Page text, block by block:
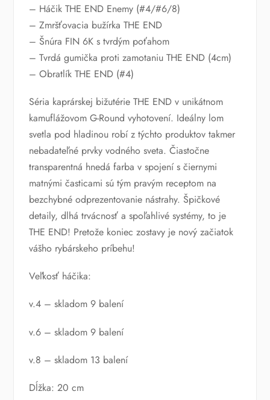
– Háčik THE END Enemy (#4/#6/8)
– Zmršťovacia bužírka THE END
– Šnúra FIN 6K s tvrdým poťahom
– Tvrdá gumička proti zamotaniu THE END (4cm)
– Obratlík THE END (#4)
Séria kaprárskej bižutérie THE END v unikátnom
kamuflážovom G-Round vyhotovení. Ideálny lom
svetla pod hladinou robí z týchto produktov takmer
nebadateľné prvky vodného sveta. Čiastočne
transparentná hnedá farba v spojení s čiernymi
matnými časticami sú tým pravým receptom na
bezchybné odprezentovanie nástrahy. Špičkové
detaily, dlhá trvácnosť a spoľahlivé systémy, to je
THE END! Pretože koniec zostavy je nový začiatok
vášho rybárskeho príbehu!
Veľkosť háčika:
v.4 – skladom 9 balení
v.6 – skladom 9 balení
v.8 – skladom 13 balení
Dĺžka: 20 cm